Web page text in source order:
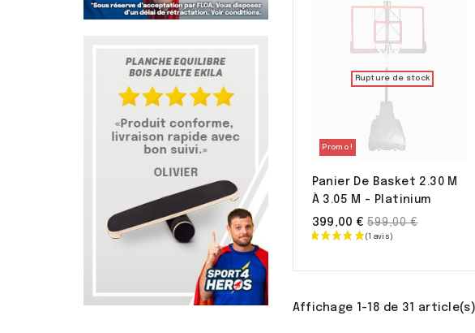
Promo !
Rupture de stock
Panier De Basket 2.30 M
À 3.05 M - Platinium
399,00 € Prix
de
599,00 €
Affichage 1-18 de 31 article(s)